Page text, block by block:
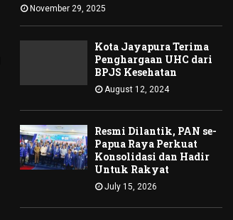
November 29, 2025
Kota Jayapura Terima
Penghargaan UHC dari
BPJS Kesehatan
August 12, 2024
Resmi Dilantik, PAN se-
Papua Raya Perkuat
Konsolidasi dan Hadir
Untuk Rakyat
July 15, 2026